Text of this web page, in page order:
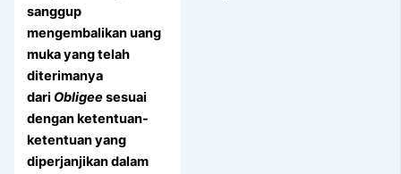
sanggup
mengembalikan uang
muka yang telah
diterimanya
dari Obligeesesuai
dengan ketentuan-
ketentuan yang
diperjanjikan dalam